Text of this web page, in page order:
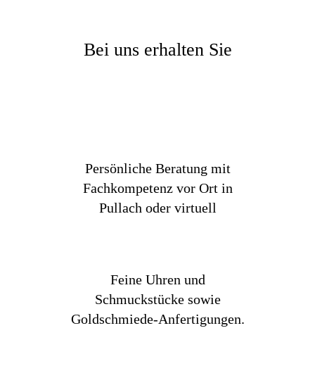
Bei uns erhalten Sie
Persönliche Beratung mit
Fachkompetenz vor Ort in
Pullach oder virtuell
Feine Uhren und
Schmuckstücke sowie
Goldschmiede-Anfertigungen.